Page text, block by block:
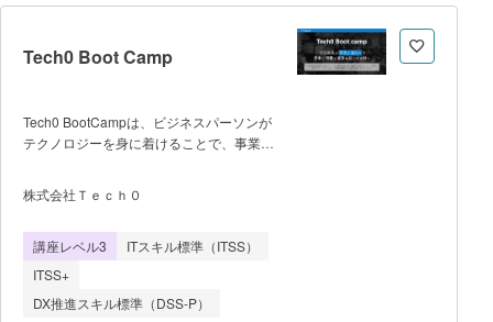
を学び、後半ではクラウドを活用したAI開
者が所属する企業や組織の実際の業務課題
を題材としたProject Based
活用した業務改善アプリケーションの開発
けでなく、課題設定、データ活用、チーム
開発、成果発表までの一連のプロセスを実
践的に経験する。 本講座を通じ
て、受講者はAI・デー
Tech0 Boot Camp
Tech0 BootCampは、ビジネスパーソンが
テクノロジーを身に着けることで、事業創
を目指す１年間のブートキャンプで
す。 ■ 特徴 ・毎週１回の
となる実践型のプログラム ・選抜され
た志高い仲間と共に学ぶ、高め合う仕組
より主題されたビジネス課題に対してチー
株式会社Ｔｅｃｈ０
講座レベル3
ITスキル標準（ITSS）
ITSS+
DX推進スキル標準（DSS-P）